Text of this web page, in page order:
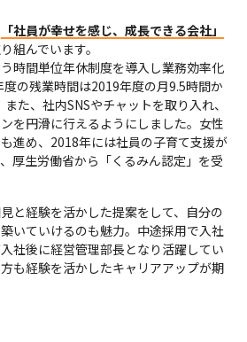
「社員が幸せを感じ、成長できる会社」
組んでいます。
時間単位年休制度を導入し業務効率化
の残業時間は2019年度の月9.5時間か
た、社内SNSやチャットを取り入れ、
を円滑に行えるようにしました。女性
進め、2018年には社員の子育て支援が
厚生労働省から「くるみん認定」を受
と経験を活かした提案をして、自分の
いていけるのも魅力。中途採用で入社
社後に経営管理部長となり活躍してい
も経験を活かしたキャリアアップが期